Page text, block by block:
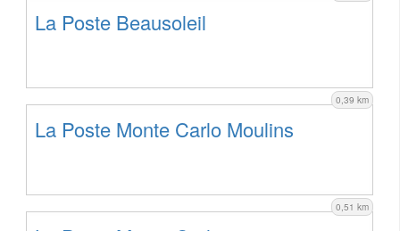
La Poste Beausoleil
0,39 km
La Poste Monte Carlo Moulins
0,51 km